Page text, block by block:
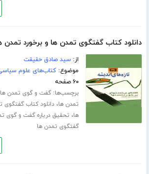
دانلود کتاب گفتگوى تمدن ها و برخورد تمدن
از:سید صادق حقیقت
موضوع:کتاب‌های علوم
۶۰ صفحه
برچسب‌ها:گفت و گوی تمدن ها
تمدن ها،دانلود کتاب گفتگوی
ها، تحقیق دریاره گفت و گوی
گفتگوی تمدن ها